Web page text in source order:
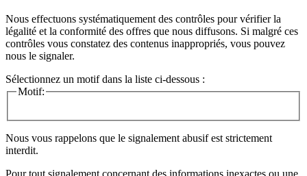
Nous effectuons systématiquement des contrôles pour vérifier la
légalité et la conformité des offres que nous diffusons. Si malgré ces
contrôles vous constatez des contenus inappropriés, vous pouvez
nous le signaler.
Sélectionnez un motif dans la liste ci-dessous :
Motif:
Nous vous rappelons que le signalement abusif est strictement
interdit.
Pour tout signalement concernant des informations inexactes ou une